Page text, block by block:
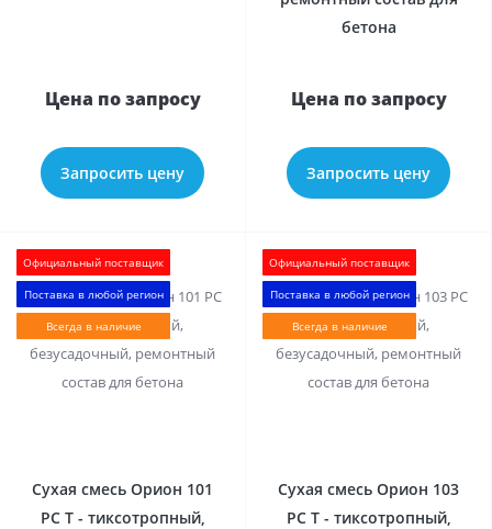
Цена по запросу
Запросить цену
бетона
Цена по запросу
Запросить цену
Официальный поставщик
Поставка в любой регион
Всегда в наличие
Сухая смесь Орион 101
РС Т - тиксотропный,
Официальный поставщик
Поставка в любой регион
Всегда в наличие
Сухая смесь Орион 103
РС Т - тиксотропный,